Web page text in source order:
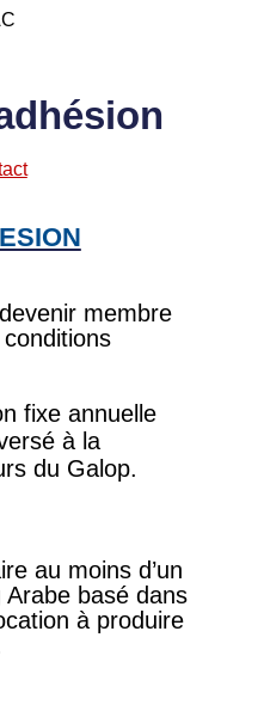
membre
conditions
fixe annuelle
à la
du Galop.
au moins d’un
basé dans
à produire